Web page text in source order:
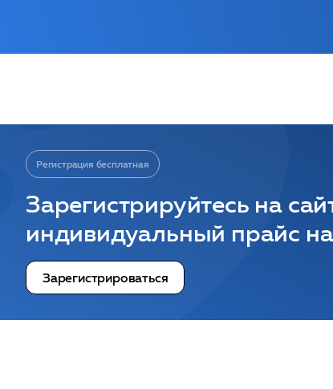
Регистрация бесплатная
Зарегистрируйтесь на
индивидуальный прайс на
Зарегистрироваться